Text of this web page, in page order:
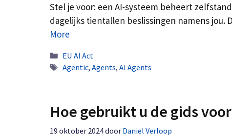
Stel je voor: een AI-systeem beheert
dagelijks tientallen beslissingen namens
More
Categorieën
EU AI Act
Tags
Agentic, Agents, AI Agents
Hoe gebruikt u de gids
19 oktober 2024door Daniel Verloop